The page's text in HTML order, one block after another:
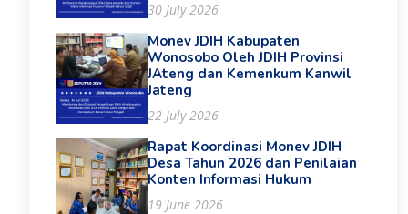
30 July 2026
Monev JDIH Kabupaten
Wonosobo Oleh JDIH Provinsi
JAteng dan Kemenkum Kanwil
Jateng
22 July 2026
Rapat Koordinasi Monev JDIH
Desa Tahun 2026 dan Penilaian
Konten Informasi Hukum
19 June 2026